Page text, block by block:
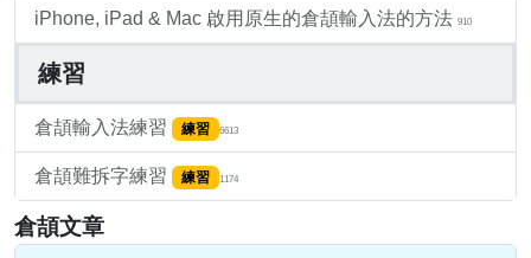
iPhone, iPad & Mac 啟用原生的倉頡輸入法的方法 910
練習
倉頡輸入法練習 練習 6613
倉頡難拆字練習 練習 1174
倉頡文章